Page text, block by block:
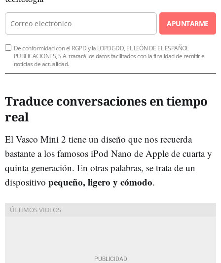
APUNTARME
De conformidad con el RGPD y la LOPDGDD, EL LEÓN DE EL ESPAÑOL
PUBLICACIONES, S.A. tratará los datos facilitados con la finalidad de remitirle
noticias de actualidad.
Traduce conversaciones en tiempo
real
El Vasco Mini 2 tiene un diseño que nos recuerda
bastante a los famosos iPod Nano de Apple de cuarta y
quinta generación. En otras palabras, se trata de un
dispositivo pequeño, ligero y cómodo.